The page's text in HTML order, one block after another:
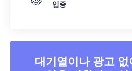
입증
대기열이나 광고